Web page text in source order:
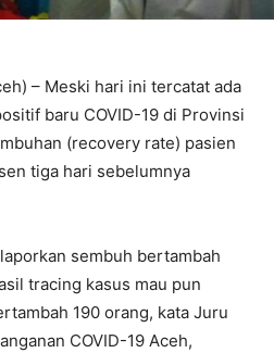
– Meski hari ini tercatat ada
baru COVID-19 di Provinsi
(recovery rate) pasien
tiga hari sebelumnya
sembuh bertambah
tracing kasus mau pun
190 orang, kata Juru
COVID-19 Aceh,